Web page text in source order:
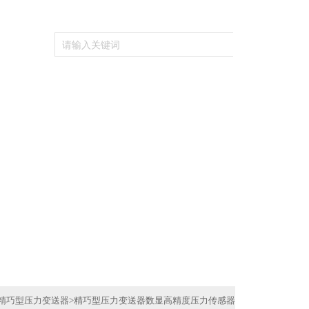
巧型压力变送器>精巧型压力变送器数显高精度压力传感器